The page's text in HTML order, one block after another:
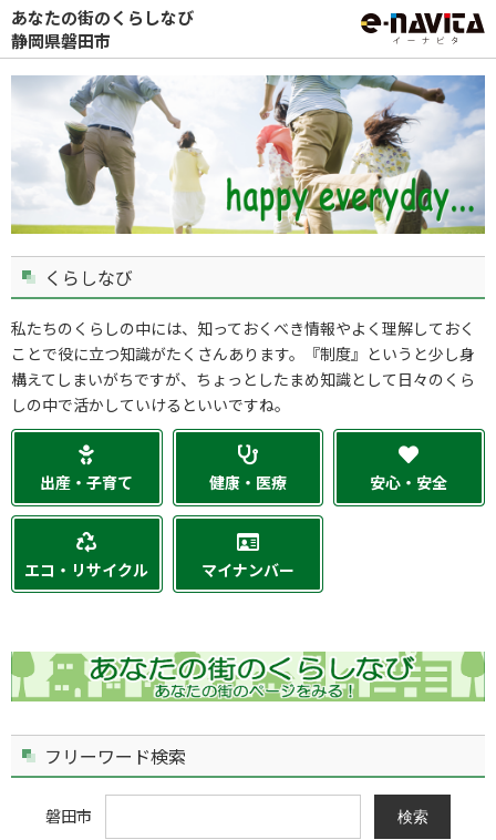
あなたの街のくらしなび
静岡県磐田市
くらしなび
私たちのくらしの中には、知っておくべき情報やよく理解しておく
ことで役に立つ知識がたくさんあります。『制度』というと少し身
構えてしまいがちですが、ちょっとしたまめ知識として日々のくら
しの中で活かしていけるといいですね。
出産・子育て 健康・医療 安心・安全
エコ・リサイクル マイナンバー
フリーワード検索
磐田市 検索